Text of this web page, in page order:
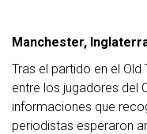
Manchester,
Tras el partido en el
entre los jugadores del
informaciones que
periodistas esperaron